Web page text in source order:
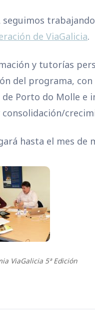
seguimos
de ViaGalicia.
y tutorías
del programa,
Porto do Molle e
hasta el mes de
ViaGalicia 5ª Edición